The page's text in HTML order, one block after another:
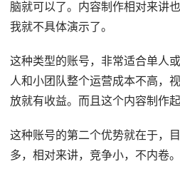
脑就可以了。内容制作相对来讲
我就不具体演示了。
这种类型的账号，非常适合单人
人和小团队整个运营成本不高，
放就有收益。而且这个内容制作
这种账号的第二个优势就在于，
多，相对来讲，竞争小，不内卷。